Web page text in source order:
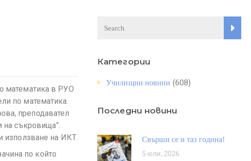
математика в РУО
по математика.
преподавател
на съкровища”.
използване на ИКТ.
по който
Категории
Училищни новини (608)
Последни новини
Свърши се и таз година!
5 юли, 2026